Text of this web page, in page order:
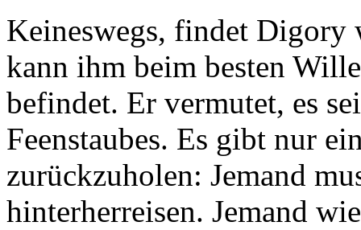
Keineswegs, findet Digory
kann ihm beim besten
befindet. Er vermutet, es
Feenstaubes. Es gibt nur
zurückzuholen: Jemand
hinterherreisen. Jemand